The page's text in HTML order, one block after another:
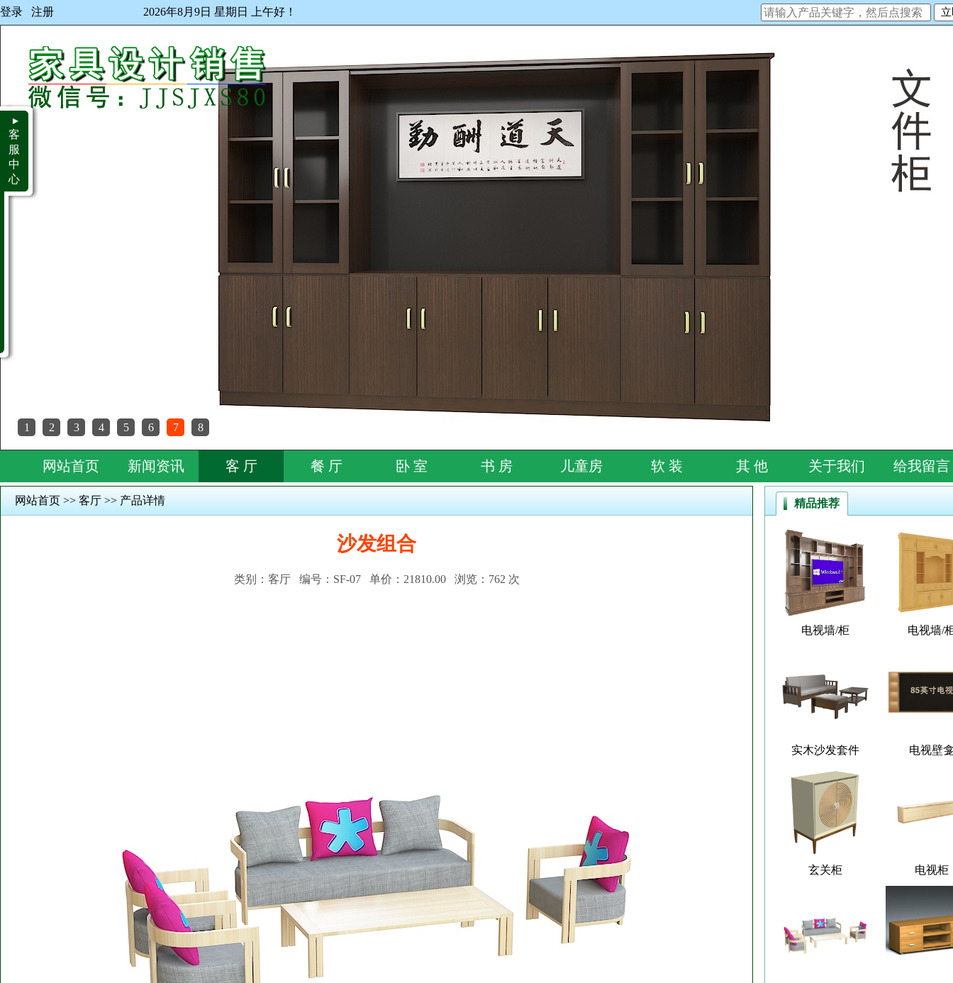
登录 注册 2026年8月9日 星期日 上午好！
1 2 3 4 5 6 7 8
网站首页 新闻资讯 客 厅 餐 厅 卧 室 书 房 儿童房 软 装 其 他 关于我们 给我留言
网站首页 >> 客厅 >> 产品详情
沙发组合
类别：客厅 编号：SF-07 单价：21810.00 浏览：762 次
精品推荐
电视墙/柜 电视墙/
实木沙发套件 电视壁
玄关柜 电视柜
▲
客
服
中
心